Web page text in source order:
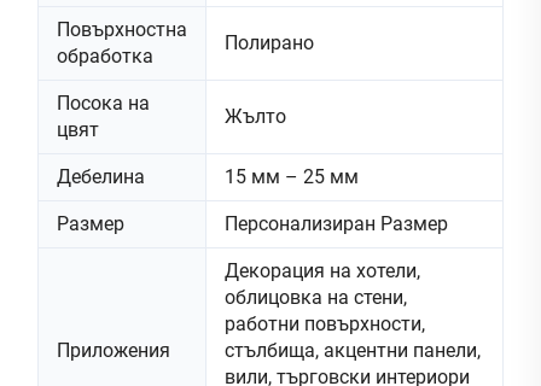
Повърхностна
обработка
Полирано
Посока на
цвят
Жълто
Дебелина 15 мм – 25 мм
Размер Персонализиран Размер
Приложения
Декорация на хотели,
облицовка на стени,
работни повърхности,
стълбища, акцентни панели,
вили, търговски интериори